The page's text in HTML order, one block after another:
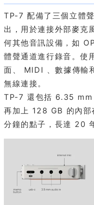
TP-7 配備了三個立體
出，用於連接外部麥克
何其他音訊設備，如
體聲通道進行錄音。使
面、 MIDI 、數據傳輸
無線連接。
TP-7 還包括 6.35 mm
再加上 128 GB 的內部
分鐘的點子，長達 20